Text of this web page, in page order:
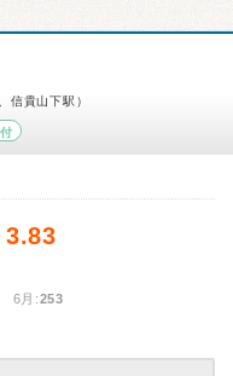
信貴山下駅）
3.83
月:253